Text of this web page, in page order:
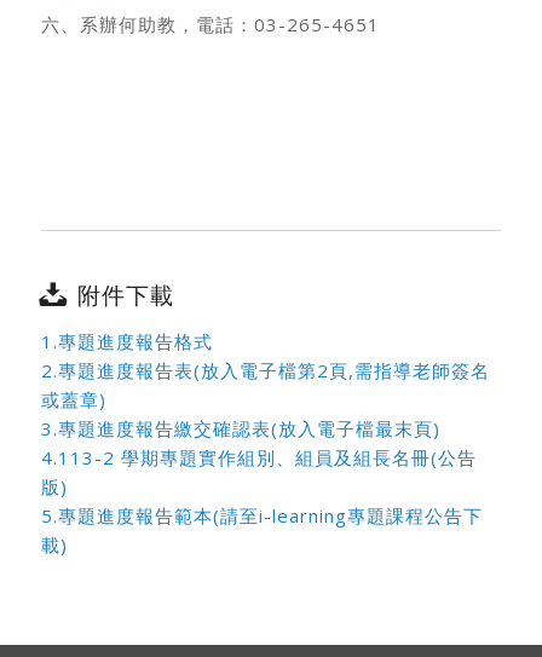
六、系辦何助教，電話：03-265-4651
附件下載
1.專題進度報告格式
2.專題進度報告表(放入電子檔第2頁,需指導老師簽名
或蓋章)
3.專題進度報告繳交確認表(放入電子檔最末頁)
4.113-2 學期專題實作組別、組員及組長名冊(公告
版)
5.專題進度報告範本(請至i-learning專題課程公告下
載)